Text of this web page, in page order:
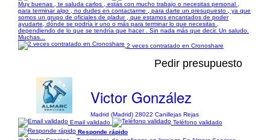
Muy buenas , te saluda carlos , estás con mucho trabajo o necesitas personal ,
para terminar algo , no dudes en contactarme , para darte un presupuesto , ya que
somos un grupo de oficiales de pladur , que estamos encantados de poder
ayudarte, dónde se podría ir uno o más para terminar lo que necesitas ,
dependiendo de lo que se tendría que hacer . Sin nada más que decir. Un saludo.
Muchas...
2 veces contratado en Cronoshare
Pedir presupuesto
Victor González
Madrid (Madrid) 28022 Canillejas Rejas
Email validado
Teléfono validado
Responde rápido